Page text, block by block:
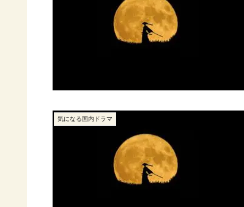
気になる国内ドラマ